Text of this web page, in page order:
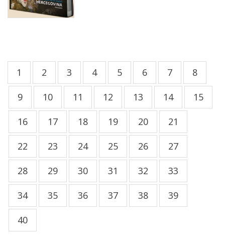
1 2 3 4 5 6 7 8
9 10 11 12 13 14 15
16 17 18 19 20 21
22 23 24 25 26 27
28 29 30 31 32 33
34 35 36 37 38 39
40